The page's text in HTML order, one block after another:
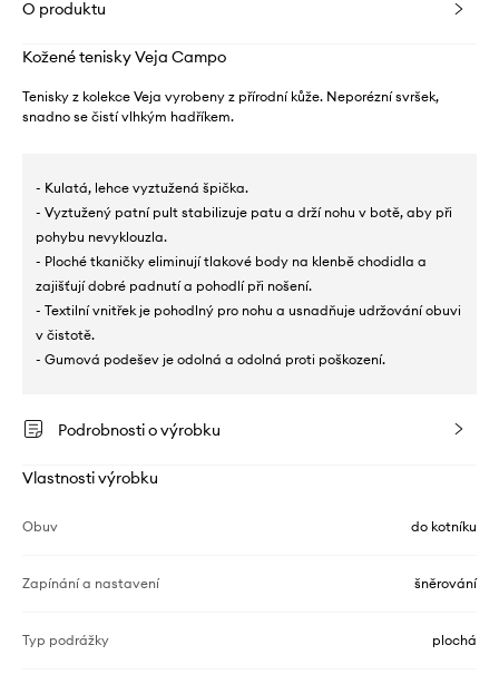
O produktu
Kožené tenisky Veja Campo
Tenisky z kolekce Veja vyrobeny z přírodní kůže. Neporézní svršek,
snadno se čistí vlhkým hadříkem.
- Kulatá, lehce vyztužená špička.
- Vyztužený patní pult stabilizuje patu a drží nohu v botě, aby při
pohybu nevyklouzla.
- Ploché tkaničky eliminují tlakové body na klenbě chodidla a
zajišťují dobré padnutí a pohodlí při nošení.
- Textilní vnitřek je pohodlný pro nohu a usnadňuje udržování obuvi
v čistotě.
- Gumová podešev je odolná a odolná proti poškození.
Podrobnosti o výrobku
Vlastnosti výrobku
Obuv do kotníku
Zapínání a nastavení šněrování
Typ podrážky plochá